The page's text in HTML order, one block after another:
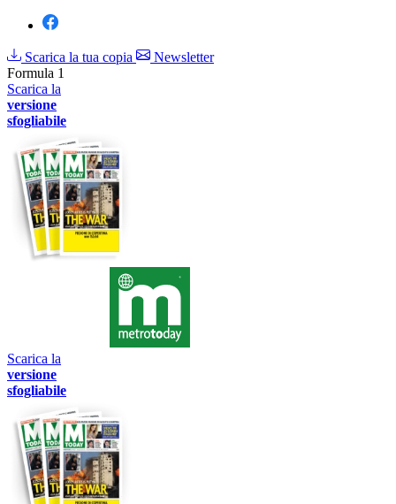
Scarica la tua copia
Newsletter
Formula 1
Scarica la
versione
sfogliabile
Scarica la
versione
sfogliabile